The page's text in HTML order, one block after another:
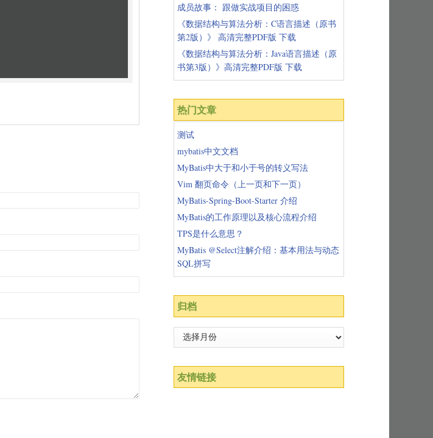
成员故事： 跟做实战项目的困惑
《数据结构与算法分析：C语言描述（原书
第2版）》 高清完整PDF版 下载
《数据结构与算法分析：Java语言描述（原
书第3版）》高清完整PDF版 下载
热门文章
测试
mybatis中文文档
MyBatis中大于和小于号的转义写法
Vim 翻页命令（上一页和下一页）
MyBatis-Spring-Boot-Starter 介绍
MyBatis的工作原理以及核心流程介绍
TPS是什么意思？
MyBatis @Select注解介绍：基本用法与动态
SQL拼写
归档
友情链接